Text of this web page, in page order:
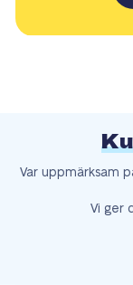
Var uppmärksam
Vi ger